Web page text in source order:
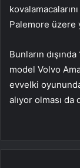
Palemore
Bunların
model Volvo
evvelki
alıyor olması da